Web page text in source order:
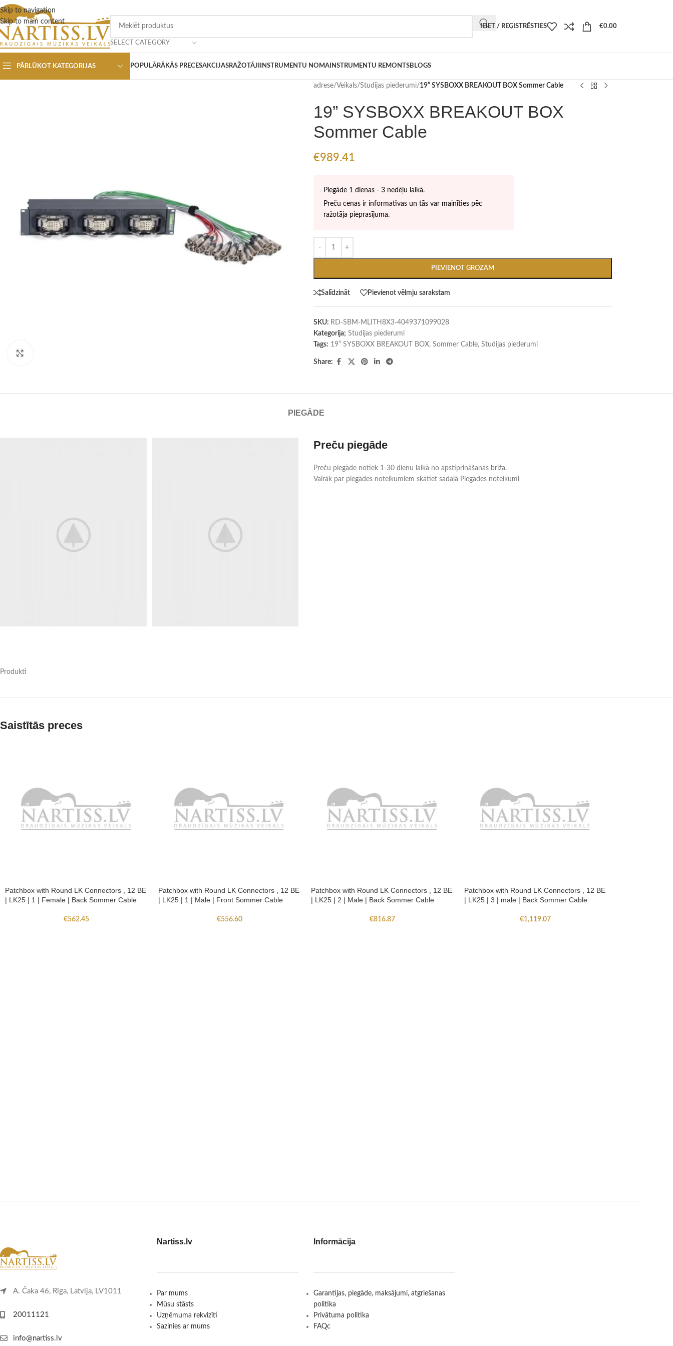
Skip to navigation
Skip to main content
SELECT CATEGORY
IEIET / REĢISTRĒSTIES €0.00
PĀRLŪKOT KATEGORIJAS POPULĀRĀKĀS PRECESAKCIJASRAŽOTĀJI INSTRUMENTU NOMA INSTRUMENTU REMONTSBLOGS
adrese/Veikals/Studijas piederumi/19” SYSBOXX BREAKOUT BOX Sommer Cable
19” SYSBOXX BREAKOUT BOX
Sommer Cable
€989.41
Piegāde 1 dienas - 3 nedēļu laikā.
Preču cenas ir informatīvas un tās var mainīties pēc
ražotāja pieprasījuma.
PIEVIENOT GROZAM
Salīdzināt Pievienot vēlmju sarakstam
SKU: RD-SBM-MLITH8X3-4049371099028
Kategorija; Studijas piederumi
Tags: 19” SYSBOXX BREAKOUT BOX, Sommer Cable, Studijas piederumi
Share:
PIEGĀDE
Preču piegāde
Preču piegāde notiek 1-30 dienu laikā no apstiprināšanas brīža.
Vairāk par piegādes noteikumiem skatiet sadaļā Piegādes noteikumi
Produkti
Saistītās preces
Patchbox with Round LK Connectors , 12 BE
| LK25 | 1 | Female | Back Sommer Cable
€562.45
Patchbox with Round LK Connectors , 12 BE
| LK25 | 1 | Male | Front Sommer Cable
€556.60
Patchbox with Round LK Connectors , 12 BE
| LK25 | 2 | Male | Back Sommer Cable
€816.87
Patchbox with Round LK Connectors , 12 BE
| LK25 | 3 | male | Back Sommer Cable
€1,119.07
A. Čaka 46, Rīga, Latvija, LV1011
20011121
info@nartiss.lv
Nartiss.lv
Par mums
Mūsu stāsts
Uzņēmuma rekvizīti
Sazinies ar mums
Informācija
Garantijas, piegāde, maksājumi, atgriešanas
politika
Privātuma politika
FAQc